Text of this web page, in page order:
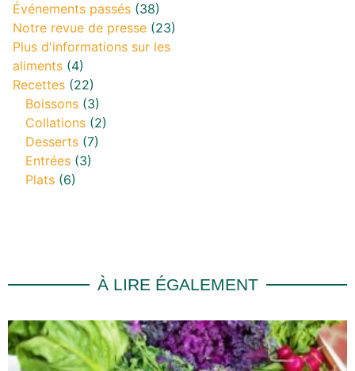
Événements passés (38)
Notre revue de presse (23)
Plus d'informations sur les
aliments (4)
Recettes (22)
Boissons (3)
Collations (2)
Desserts (7)
Entrées (3)
Plats (6)
À LIRE ÉGALEMENT